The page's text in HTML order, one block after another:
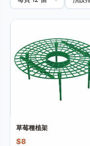
草莓種植架
$8